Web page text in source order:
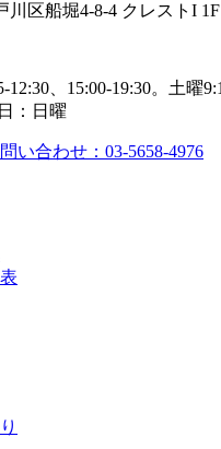
川区船堀4-8-4 クレストI 1F